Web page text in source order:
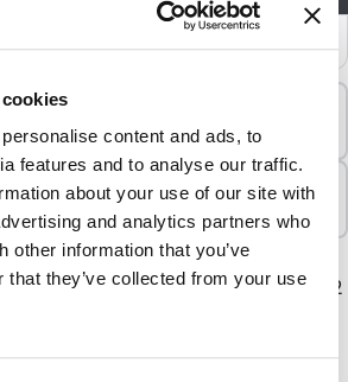
content and ads, to
features and to analyse our traffic.
about your use of our site with
and analytics partners who
other information that you’ve
that they’ve collected from your use
1 Siliconband, 2 Teflonbänder, 2